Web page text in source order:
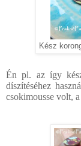
Kész
Én pl. az így
díszítéséhez
csokimousse volt,